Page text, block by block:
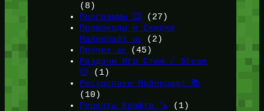
(8)
Программы ⌨️(27)
Промокоды и Скидки
Майнкрафт 🎫
(2)
Прочее 🧱 (45)
Раздачи Игр Стим / Steam
🎲 (1)
Ресурспаки Майнкрафт 📚
(10)
Рецепты Крафта 🪚 (1)